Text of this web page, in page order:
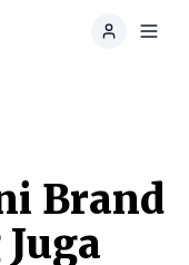
Brand